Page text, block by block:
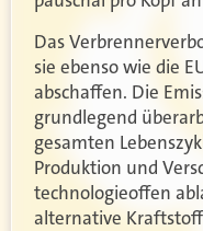
Das
sie ebenso wie die
abschaffen. Die
grundlegend
gesamten
Produktion und
technologieoffen
alternative